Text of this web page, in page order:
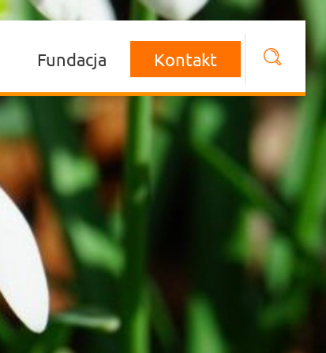
Fundacja Kontakt